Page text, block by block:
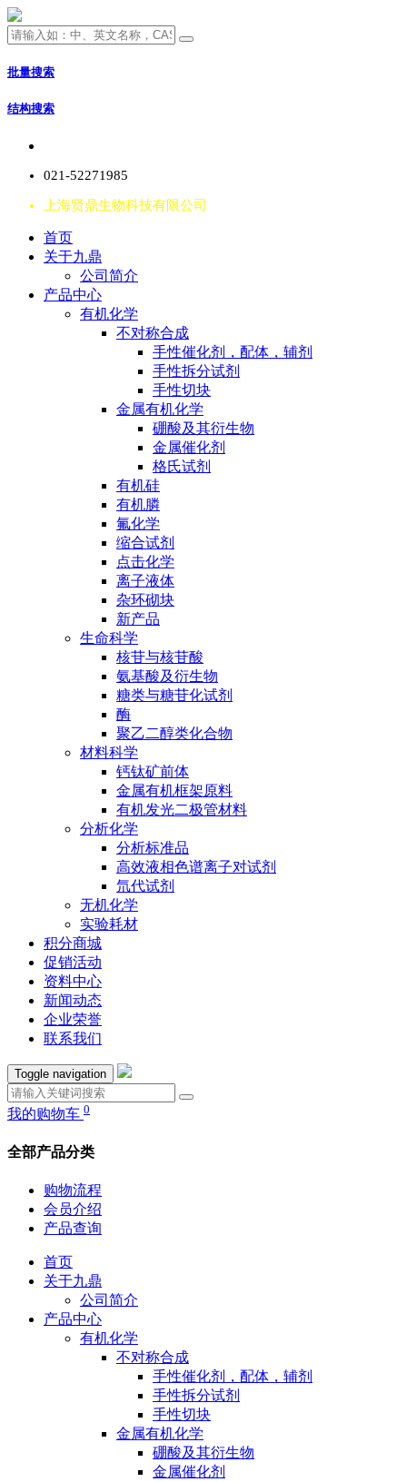
批量搜索
结构搜索
021-52271985
上海贤鼎生物科技有限公司
首页
关于九鼎
公司简介
产品中心
有机化学
不对称合成
手性催化剂，配体，辅剂
手性拆分试剂
手性切块
金属有机化学
硼酸及其衍生物
金属催化剂
格氏试剂
有机硅
有机膦
氟化学
缩合试剂
点击化学
离子液体
杂环砌块
新产品
生命科学
核苷与核苷酸
氨基酸及衍生物
糖类与糖苷化试剂
酶
聚乙二醇类化合物
材料科学
钙钛矿前体
金属有机框架原料
有机发光二极管材料
分析化学
分析标准品
高效液相色谱离子对试剂
氘代试剂
无机化学
实验耗材
积分商城
促销活动
资料中心
新闻动态
企业荣誉
联系我们
Toggle navigation
我的购物车 0
全部产品分类
购物流程
会员介绍
产品查询
首页
关于九鼎
公司简介
产品中心
有机化学
不对称合成
手性催化剂，配体，辅剂
手性拆分试剂
手性切块
金属有机化学
硼酸及其衍生物
金属催化剂